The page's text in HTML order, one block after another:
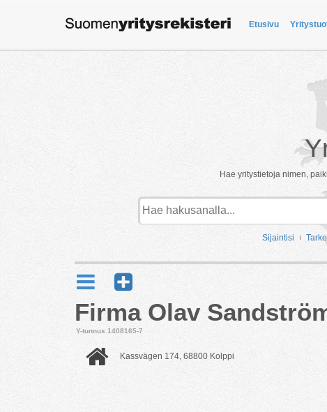
Etusivu
Hae yritystietoja nimen,
Sijaintisi
Firma Olav
Y-tunnus 1408165-7
Kassvägen 174, 68800 Kolppi